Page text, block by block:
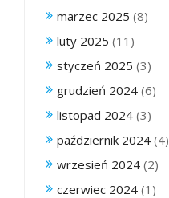
marzec 2025 (8)
luty 2025 (11)
styczeń 2025 (3)
grudzień 2024 (6)
listopad 2024 (3)
październik 2024 (4)
wrzesień 2024 (2)
czerwiec 2024 (1)